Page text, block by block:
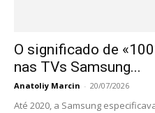
O significado de
nas TVs Samsung...
Anatoliy Marcin - 20/07/2026
Até 2020, a Samsung